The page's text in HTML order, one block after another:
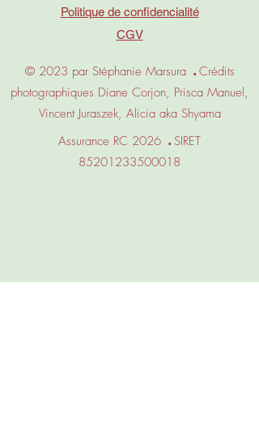
Politique de confidencialité
CGV
© 2023 par Stéphanie Marsura .Crédits
photographiques Diane Corjon, Prisca Manuel,
Vincent Juraszek, Alicia aka Shyama
Assurance RC 2026 . SIRET
85201233500018